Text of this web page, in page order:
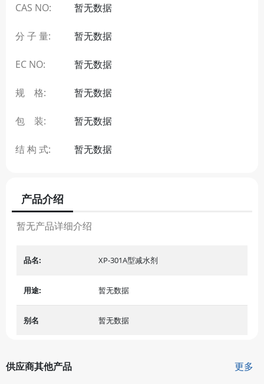
CAS NO: 暂无数据
分 子 量: 暂无数据
EC NO: 暂无数据
规 格: 暂无数据
包 装: 暂无数据
结 构 式: 暂无数据
产品介绍
暂无产品详细介绍
品名: XP-301A型减水剂
用途: 暂无数据
别名 暂无数据
供应商其他产品 更多